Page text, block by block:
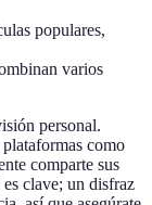
populares,
varios
personal.
como
comparte sus
clave; un disfraz